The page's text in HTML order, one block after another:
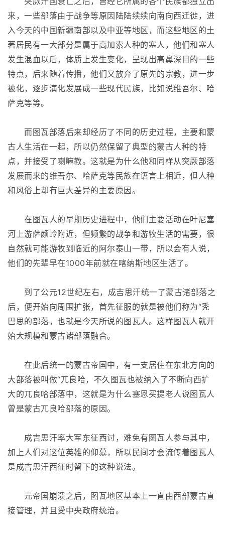
来，一些部落由于战争等原因陆陆续续向南向西迁徙，进
入今天的中国新疆南部以及中亚等地区，而这些地区的土
著居民有一大部分是属于高加索人种的塞人，他们和塞人
发生混血以后，体质上发生变化，呈现出高鼻深目的一些
特点，后来随着传播，他们又放弃了原先的宗教，进一步
被化，逐步演化发展成一些现代民族，比如说维吾尔、哈
萨克等等。
而图瓦部落后来却经历了不同的历史过程，主要和蒙
古人生活在一起，所以仍然保留了典型的蒙古人种的特
点，并接受了喇嘛教。这就是为什么他和同样从突厥部落
发展而来的维吾尔、哈萨克等民族在语言上相近，但人种
和风俗上却有巨大差异的主要原因。
在图瓦人的早期历史进程中，他们主要活动在叶尼塞
河上游萨颜岭附近，但频繁的战争和游牧生活的需要，很
自然就可能游牧到临近的阿尔泰山一带，所以会有人说，
他们的先辈早在1000年前就在喀纳斯地区生活了。
到了公元12世纪左右，成吉思汗统一了蒙古诸部落之
后，便开始向周围扩张，首先征服的就是被他们称为“秃
巴思的部落，也就是今天所说的图瓦人。这样图瓦人就开
始大规模和蒙古诸部落融合。
在此后统一的蒙古帝国中，有一支居住在东北方向的
大部落被叫做“兀良哈，不久图瓦也被纳入了不断向西扩
大的兀良哈部落中，这就是为什么塞恩买提老人说图瓦人
曾是蒙古兀良哈部落的原因。
成吉思汗率大军东征西讨，难免有图瓦人参与其中，
加上人们对这位英雄的仰慕，所以民间才会流传着图瓦人
是成吉思汗西征时留下的这种说法。
元帝国崩溃之后，图瓦地区基本上一直由西部蒙古直
接管理，并且受中央政府统治。